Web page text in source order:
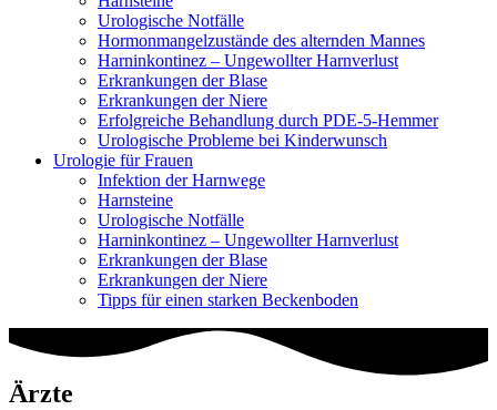
Urologische Notfälle
Hormonmangel­zustände des alternden Mannes
Harninkontinez – Ungewollter Harnverlust
Erkrankungen der Blase
Erkrankungen der Niere
Erfolgreiche Behandlung durch PDE-5-Hemmer
Urologische Probleme bei Kinderwunsch
Urologie für Frauen
Infektion der Harnwege
Harnsteine
Urologische Notfälle
Harninkontinez – Ungewollter Harnverlust
Erkrankungen der Blase
Erkrankungen der Niere
Tipps für einen starken Beckenboden
Ärzte